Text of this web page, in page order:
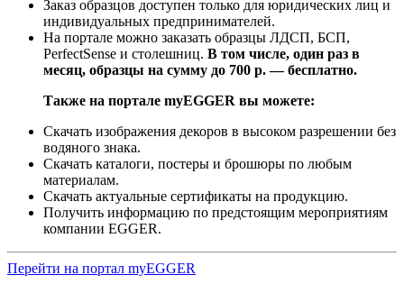
Заказ образцов доступен только для юридических лиц и
индивидуальных предпринимателей.
На портале можно заказать образцы ЛДСП, БСП,
PerfectSense и столешниц. В том числе, один раз в
месяц, образцы на сумму до 700 р. — бесплатно.
Также на портале myEGGER вы можете:
Скачать изображения декоров в высоком разрешении без
водяного знака.
Скачать каталоги, постеры и брошюры по любым
материалам.
Скачать актуальные сертификаты на продукцию.
Получить информацию по предстоящим мероприятиям
компании EGGER.
Перейти на портал myEGGER